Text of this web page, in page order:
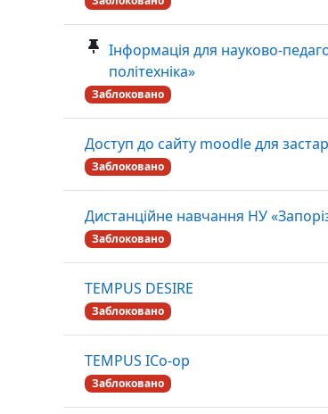
Інформація для науково-
політехніка»
Заблоковано
Доступ до сайту moodle для
Заблоковано
Дистанційне навчання НУ
Заблоковано
TEMPUS DESIRE
Заблоковано
TEMPUS ICo-op
Заблоковано